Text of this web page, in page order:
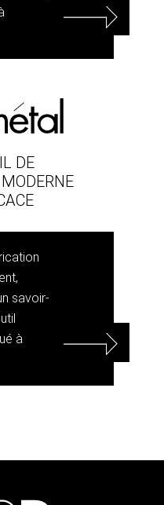
DE
savoir-
à